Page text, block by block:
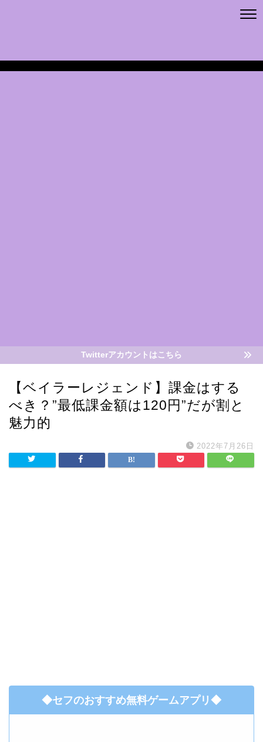
Twitterアカウントはこちら
【ベイラーレジェンド】課金はする
べき？”最低課金額は120円”だが割と
魅力的
2022年7月26日
◆セフのおすすめ無料ゲームアプリ◆